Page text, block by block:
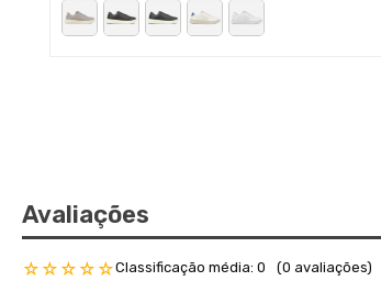
Avaliações
☆ ☆ ☆ ☆ ☆Classificação média: 0 (0 avaliações)